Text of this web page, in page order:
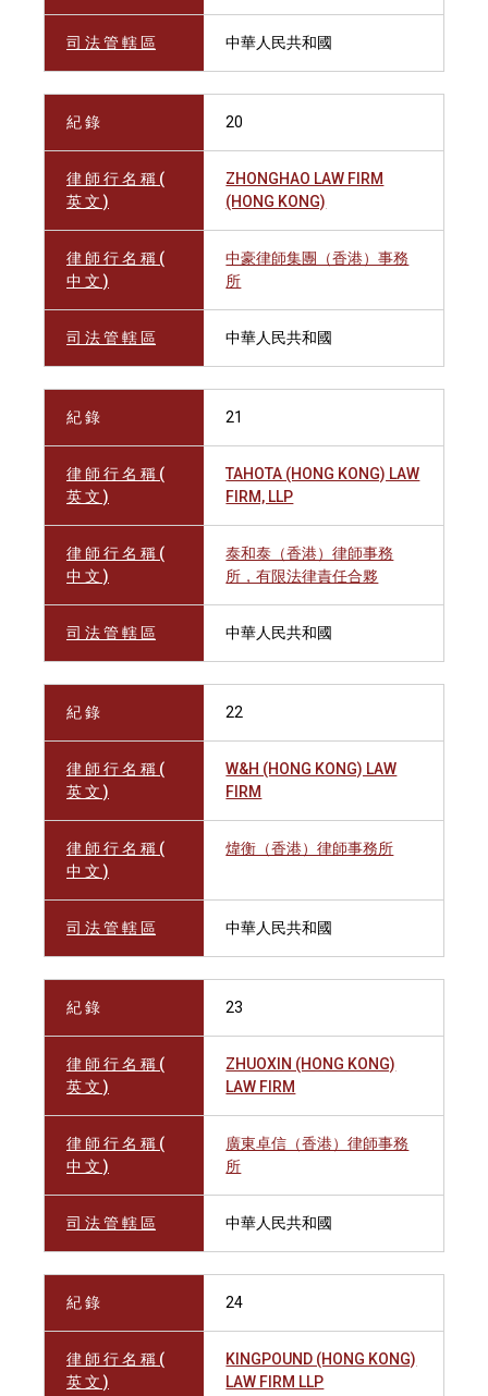
司 法 管 轄 區 中華人民共和國
紀 錄 20
律 師 行 名 稱 (
英 文 )
ZHONGHAO LAW FIRM
(HONG KONG)
律 師 行 名 稱 (
中 文 )
中豪律師集團（香港）事務
所
司 法 管 轄 區 中華人民共和國
紀 錄 21
律 師 行 名 稱 (
英 文 )
TAHOTA (HONG KONG) LAW
FIRM, LLP
律 師 行 名 稱 (
中 文 )
泰和泰（香港）律師事務
所，有限法律責任合夥
司 法 管 轄 區 中華人民共和國
紀 錄 22
律 師 行 名 稱 (
英 文 )
W&H (HONG KONG) LAW
FIRM
律 師 行 名 稱 (
中 文 )
煒衡（香港）律師事務所
司 法 管 轄 區 中華人民共和國
紀 錄 23
律 師 行 名 稱 (
英 文 )
ZHUOXIN (HONG KONG)
LAW FIRM
律 師 行 名 稱 (
中 文 )
廣東卓信（香港）律師事務
所
司 法 管 轄 區 中華人民共和國
紀 錄 24
律 師 行 名 稱 (
英 文 )
KINGPOUND (HONG KONG)
LAW FIRM LLP